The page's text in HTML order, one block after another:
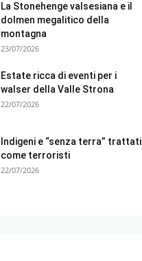
La Stonehenge valsesiana e il
dolmen megalitico della
montagna
23/07/2026
Estate ricca di eventi per i
walser della Valle Strona
22/07/2026
Indigeni e “senza terra” trattati
come terroristi
22/07/2026